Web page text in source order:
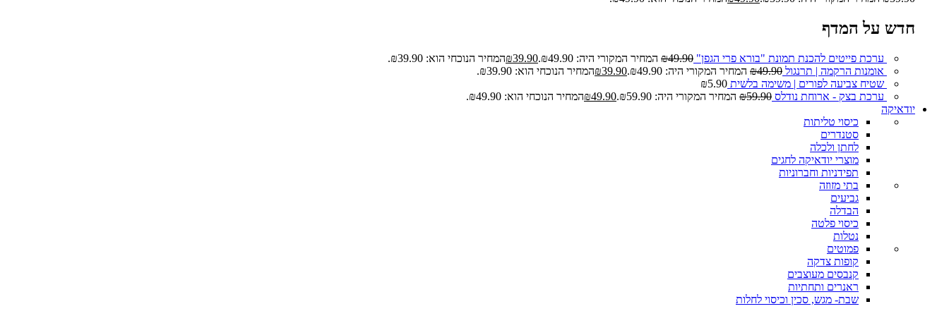
חדש על המדף
ערכת פייטים להכנת תמונת "בורא פרי הגפן" ₪49.90 המחיר המקורי היה: ₪49.90. ₪39.90
המחיר הנוכחי הוא: ₪39.90.
אומנות הרקמה | תרנגול
₪49.90 המחיר המקורי היה: ₪49.90. ₪39.90
המחיר הנוכחי הוא: ₪39.90.
שטיח צביעה לפורים | משימה בלשית
₪5.90
ערכת בצק - ארוחת נודלס
₪59.90 המחיר המקורי היה: ₪59.90. ₪49.90
המחיר הנוכחי הוא: ₪49.90.
יודאיקה
כיסוי טליתות
סטנדרים
לחתן ולכלה
מוצרי יודאיקה לחגים
תפידניות וחברוניות
בתי מזוזה
גביעים
הבדלה
כיסוי פלטה
נטלות
פמוטים
קופות צדקה
קנבסים מעוצבים
ראנרים ותחתיות
שבת- מגש, סכין וכיסוי לחלות